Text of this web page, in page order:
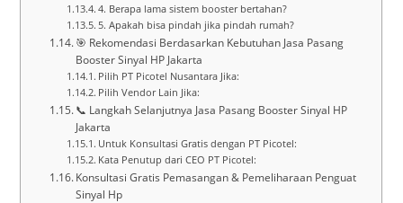
4. Berapa lama sistem booster bertahan?
5. Apakah bisa pindah jika pindah rumah?
🎯 Rekomendasi Berdasarkan Kebutuhan Jasa Pasang
Booster Sinyal HP Jakarta
Pilih PT Picotel Nusantara Jika:
Pilih Vendor Lain Jika:
📞 Langkah Selanjutnya Jasa Pasang Booster Sinyal HP
Jakarta
Untuk Konsultasi Gratis dengan PT Picotel:
Kata Penutup dari CEO PT Picotel:
Konsultasi Gratis Pemasangan & Pemeliharaan Penguat
Sinyal Hp